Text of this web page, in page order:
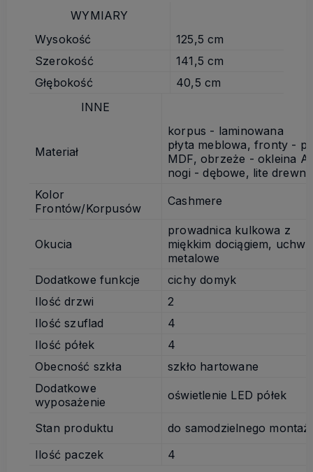
WYMIARY
Wysokość
125,5 cm
Szerokość
141,5 cm
Głębokość
40,5 cm
INNE
Materiał
korpus - laminowana
płyta meblowa, fronty -
MDF, obrzeże - okleina
nogi - dębowe, lite drewno
Kolor
Frontów/Korpusów
Cashmere
Okucia
prowadnica kulkowa z
miękkim dociągiem,
metalowe
Dodatkowe funkcje
cichy domyk
Ilość drzwi
2
Ilość szuflad
4
Ilość półek
4
Obecność szkła
szkło hartowane
Dodatkowe
wyposażenie
oświetlenie LED półek
Stan produktu
do samodzielnego
Ilość paczek
4